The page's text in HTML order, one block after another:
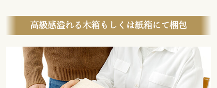
高級感溢れる木箱もしくは紙箱にて梱包